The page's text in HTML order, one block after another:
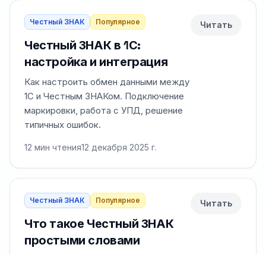
Честный ЗНАК Популярное
Честный ЗНАК в 1С:
настройка и интеграция
Как настроить обмен данными между
1С и Честным ЗНАКом. Подключение
маркировки, работа с УПД, решение
типичных ошибок.
12 мин чтения12 декабря 2025 г.
Читать
Честный ЗНАК Популярное
Что такое Честный ЗНАК
простыми словами
Читать